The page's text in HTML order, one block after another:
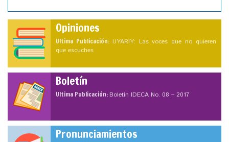
Opiniones
Ultima Publicación: UYARIY: Las voces que no quieren
que escuches
Boletín
Ultima Publicación:Boletín IDECA No. 08 – 2017
Pronunciamientos